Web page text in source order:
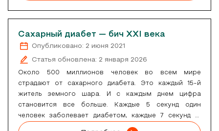
Сахарный диабет — бич XXI века
Опубликовано: 2 июня 2021
Статья обновлена: 2 января 2026
Около 500 миллионов человек во всем мире
страдают от сахарного диабета. Это каждый 15-й
житель земного шара. И с каждым днем цифра
становится все больше. Каждые 5 секунд один
человек заболевает диабетом, каждые 7 секунд —
кто-то умирает от него. А в год он уносит жизни